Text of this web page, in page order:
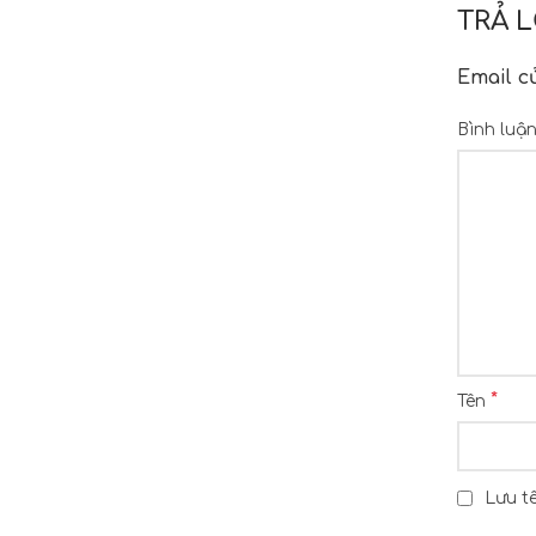
TRẢ
Email
Bình luận
Tên *
Lưu